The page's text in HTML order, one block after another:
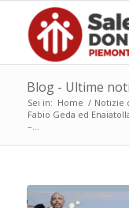
Blog - Ultime
Sei in: Home / Notizie
Fabio Geda ed
–...